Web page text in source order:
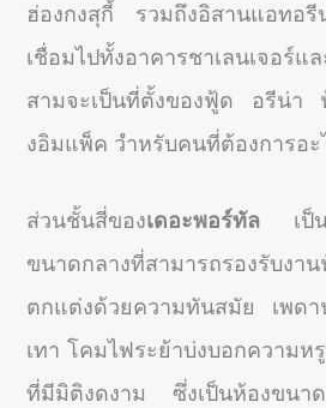
ฮ่องกงสุกี้ รวมถึงอิสานแอทอ
เชื่อมไปทั้งอาคารชาเลนเจอร์
สามจะเป็นที่ตั้งของฟู้ด อรีน่า
งอิมแพ็ค วำหรับคนที่ต้องการอะ
ส่วนชั้นสี่ของเดอะพอร์ทัล เป็
ขนาดกลางที่สามารถรองรับงา
ตกแต่งด้วยความทันสมัย เพด
เทา โคมไฟระย้าบ่งบอกความห
ที่มีมิติงดงาม ซึ่งเป็นห้องข